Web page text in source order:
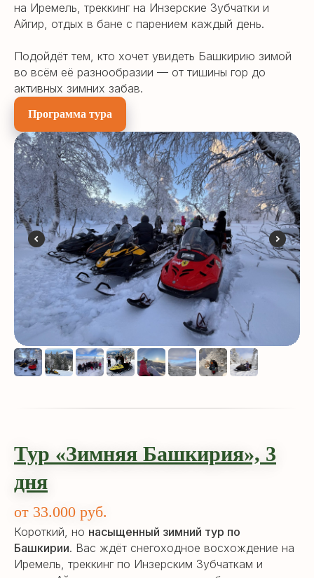
на Иремель, треккинг на Инзерские Зубчатки и
Айгир, отдых в бане с парением каждый день.
Подойдёт тем, кто хочет увидеть Башкирию зимой
во всём её разнообразии — от тишины гор до
активных зимних забав.
Программа тура
Тур «Зимняя Башкирия», 3
дня
от 33.000 руб.
Короткий, но насыщенный зимний тур по
Башкирии. Вас ждёт снегоходное восхождение на
Иремель, треккинг по Инзерским Зубчаткам и